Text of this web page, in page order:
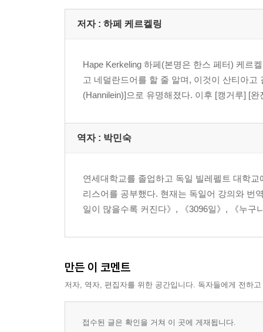
저자 : 하페 케르켈링
Hape Kerkeling 하페(본명은 한스 페터) 케르
고 네덜란드어를 할 줄 알며, 이것이 산티아
(Hannilein)]으로 유명해졌다. 이후 [캥거루] [
역자 : 박민숙
연세대학교를 졸업하고 독일 빌레펠트 대학
리스어를 공부했다. 현재는 독일어 강의와 번
일이 많을수록 커진다》, 《3096일》, 《누구
만든 이 코멘트
저자, 역자, 편집자를 위한 공간입니다. 독자들에게 전하
접수된 글은 확인을 거쳐 이 곳에 게재됩니다.